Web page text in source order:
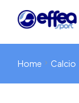
Home Calcio